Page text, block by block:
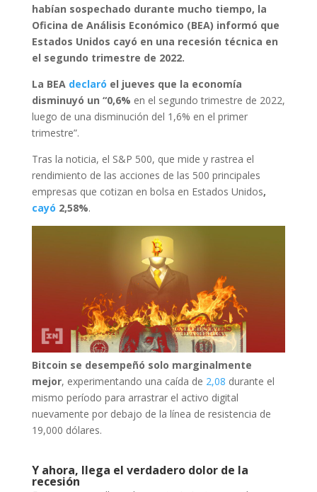
habían sospechado durante mucho tiempo, la
Oficina de Análisis Económico (BEA) informó que
Estados Unidos cayó en una recesión técnica en
el segundo trimestre de 2022.
La BEA declaró el jueves que la economía
disminuyó un “0,6% en el segundo trimestre de 2022,
luego de una disminución del 1,6% en el primer
trimestre”.
Tras la noticia, el S&P 500, que mide y rastrea el
rendimiento de las acciones de las 500 principales
empresas que cotizan en bolsa en Estados Unidos,
cayó 2,58%.
Bitcoin se desempeñó solo marginalmente
mejor, experimentando una caída de 2,08 durante el
mismo período para arrastrar el activo digital
nuevamente por debajo de la línea de resistencia de
19,000 dólares.
Y ahora, llega el verdadero dolor de la
recesión